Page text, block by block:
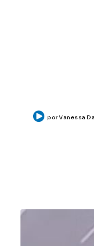
porVanessa